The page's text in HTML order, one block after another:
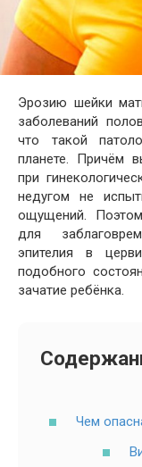
Эрозию шейки
заболеваний
что такой
планете. Причём
при
недугом не
ощущений.
для
эпителия в
подобного
зачатие ребёнка.
Чем